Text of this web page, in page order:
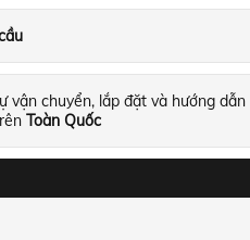
vận chuyển, lắp đặt và hướng dẫn
Toàn Quốc